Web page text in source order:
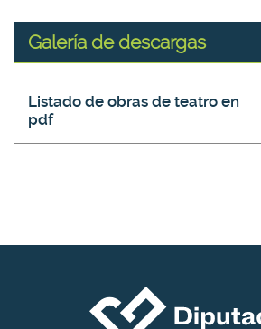
Galería de descargas
Título del fichero Tamaño
Listado de obras de teatro en
pdf